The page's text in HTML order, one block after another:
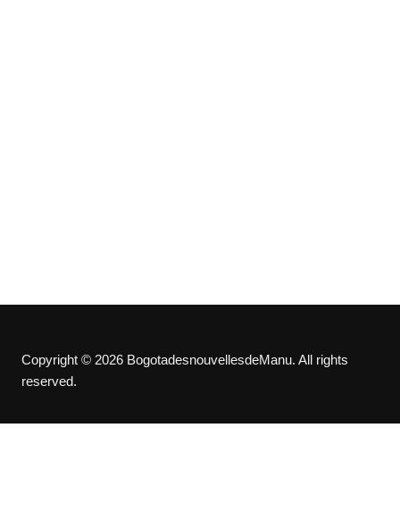
Copyright © 2026 BogotadesnouvellesdeManu. All rights
reserved.